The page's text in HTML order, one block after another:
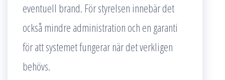
eventuell brand. För styrelsen innebär det
också mindre administration och en garanti
för att systemet fungerar när det verkligen
behövs.